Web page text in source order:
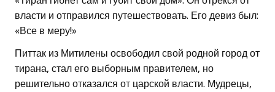
власти и отправился путешествовать. Его девиз был:
«Все в меру!»
Питтак из Митилены освободил свой родной город от
тирана, стал его выборным правителем, но
решительно отказался от царской власти. Мудрецы,